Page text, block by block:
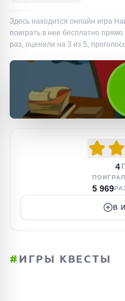
Здесь находится онлайн игра
поиграть в нее бесплатно
раз, оценили на 3 из 5,
4
5 969
В
#ИГРЫ КВЕСТЫ